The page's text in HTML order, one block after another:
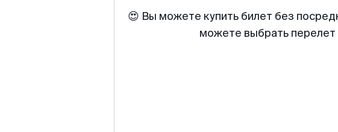
😍 Вы можете купить билет без
можете выбрать перелет